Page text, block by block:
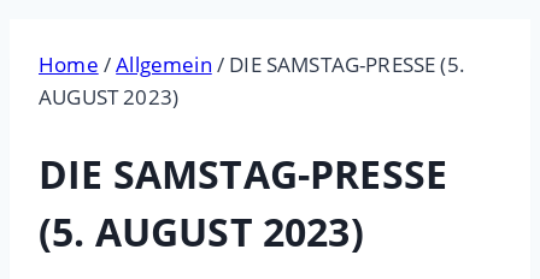
Home /Allgemein / DIE SAMSTAG-PRESSE (5.
AUGUST 2023)
DIE SAMSTAG-PRESSE
(5. AUGUST 2023)